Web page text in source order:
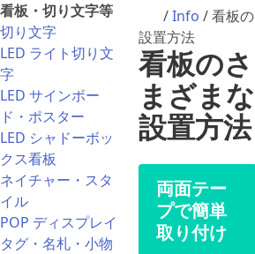
看板・切り文字等
切り文字
LED ライト切り文
字
LED サインボー
ド・ポスター
LED シャドーボッ
クス看板
ネイチャー・スタ
イル
POP ディスプレイ
タグ・名札・小物
/Info / 看板の
設置方法
看板のさ
まざまな
設置方法
両面テー
プで簡単
取り付け